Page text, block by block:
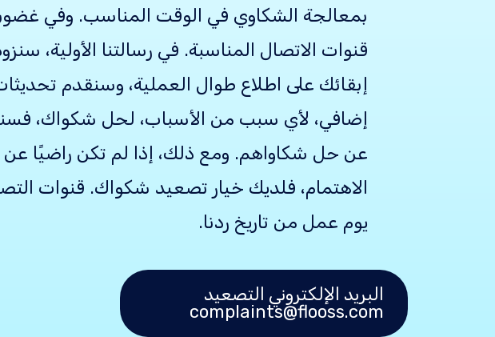
قنوات الاتصال المناسبة. في رسالتنا الأولية،
إبقائك على اطلاع طوال العملية، وسنقدم
إضافي، لأي سبب من الأسباب، لحل شكواك،
عن حل شكاواهم. ومع ذلك، إذا لم تكن راضيًا
يوم عمل من تاريخ ردنا.
البريد الإلكتروني التصعيد
complaints@flooss.com